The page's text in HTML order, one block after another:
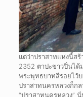
แต่ว่าปราสาทแห่งนี้ส
2352 ตาปะขาวปิ่นได้
พระพุทธบาทสี่รอยไว้
ปราสาทนครหลวงก็ก
“ปราสาทนครหลวง”